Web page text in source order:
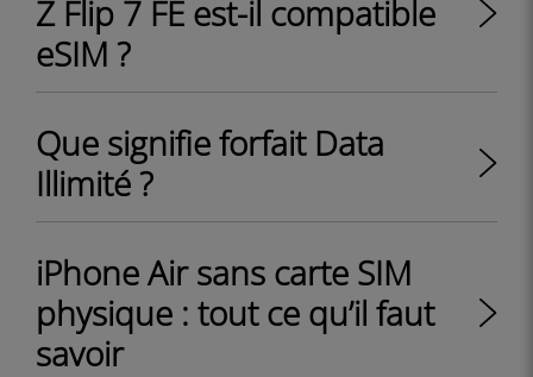
Z Flip 7 FE est-il compatible
eSIM ?
Que signifie forfait Data
Illimité ?
iPhone Air sans carte SIM
physique : tout ce qu’il faut
savoir